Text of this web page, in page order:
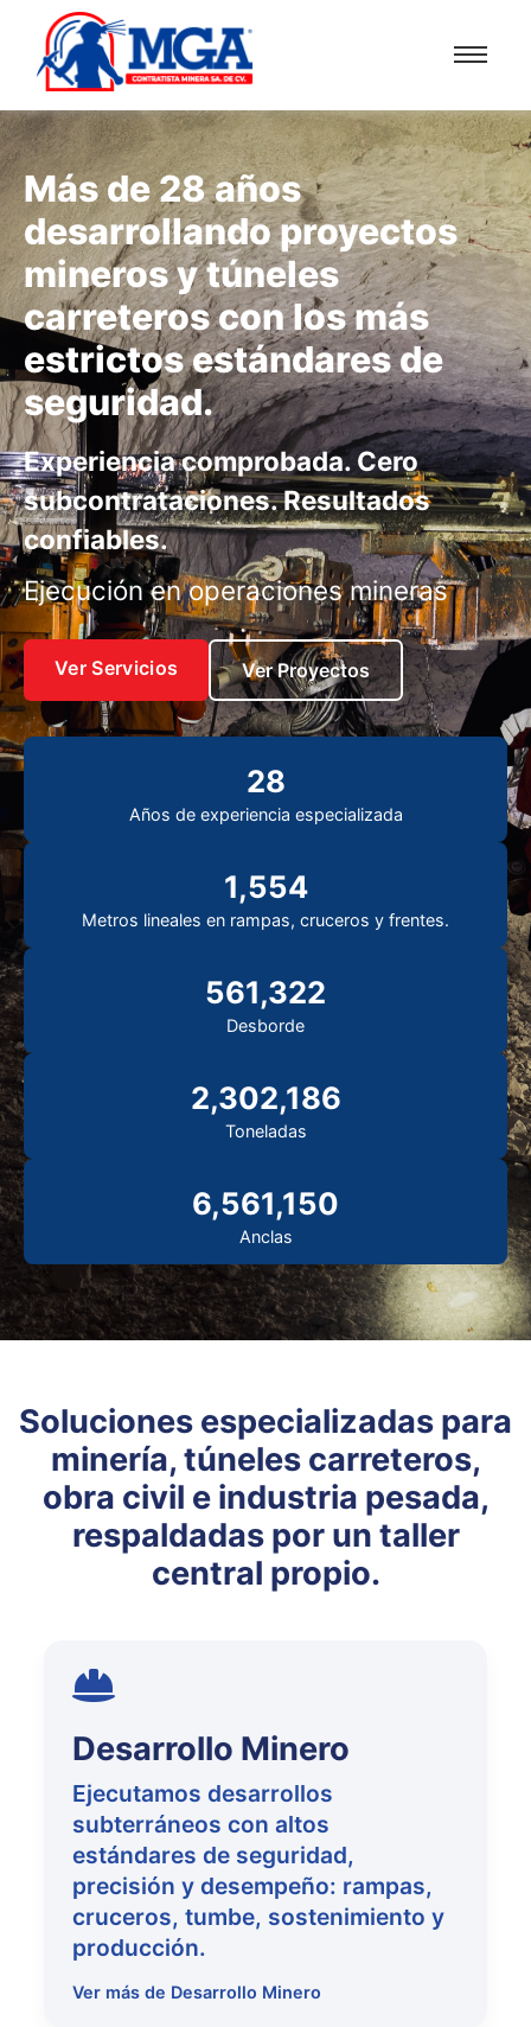
Más de 28 años
desarrollando proyectos
mineros y túneles
carreteros con los más
estrictos estándares de
seguridad.
Experiencia comprobada. Cero
subcontrataciones. Resultados
confiables.
Ejecución en operaciones mineras
Ver Servicios Ver Proyectos
28
Años de experiencia especializada
1,554
Metros lineales en rampas, cruceros y frentes.
561,322
Desborde
2,302,186
Toneladas
6,561,150
Anclas
Soluciones especializadas para
minería, túneles carreteros,
obra civil e industria pesada,
respaldadas por un taller
central propio.
Desarrollo Minero
Ejecutamos desarrollos
subterráneos con altos
estándares de seguridad,
precisión y desempeño: rampas,
cruceros, tumbe, sostenimiento y
producción.
Ver más de Desarrollo Minero